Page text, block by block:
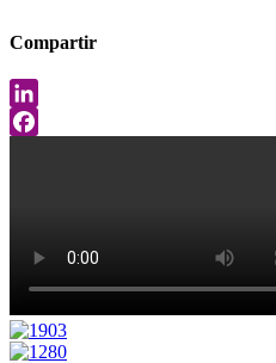
Compartir
LinkedIn